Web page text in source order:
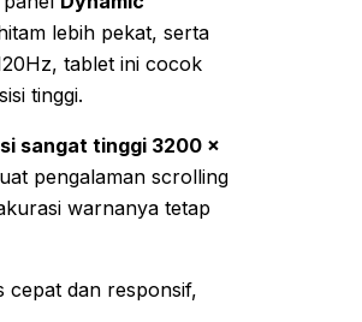
lebih pekat, serta
tablet ini cocok
tinggi.
sangat tinggi 3200 ×
pengalaman scrolling
warnanya tetap
cepat dan responsif,